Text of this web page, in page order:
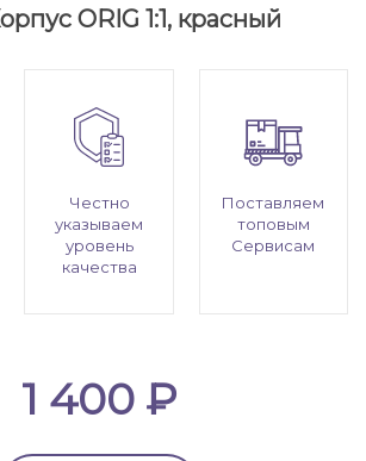
ORIG 1:1, красный
Честно
указываем
уровень
качества
Поставляем
топовым
Сервисам
1 400 ₽